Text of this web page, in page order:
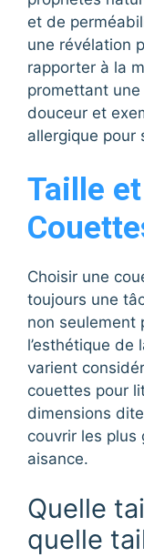
et de
une révélation
rapporter à la
promettant
douceur et
allergique pour
Taille
Choisir une
toujours une
non seulement
l’esthétique de
varient
couettes pour
dimensions
couvrir les plus
aisance.
Quelle
quelle